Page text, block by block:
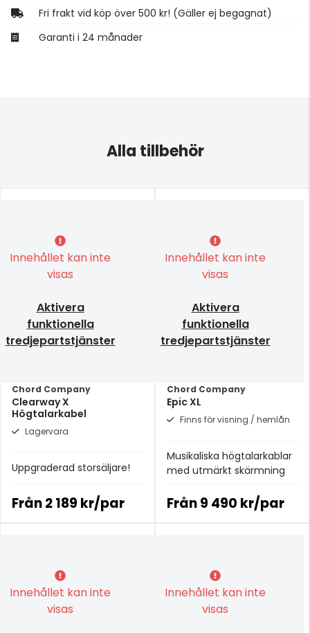
Fri frakt vid köp över 500 kr! (Gäller ej begagnat)
Garanti i 24 månader
Alla tillbehör
Innehållet kan inte
visas
Aktivera
funktionella
tredjepartstjänster
Chord Company
Clearway X
Högtalarkabel
Lagervara
Uppgraderad storsäljare!
Från2 189 kr/par
Innehållet kan inte
visas
Aktivera
funktionella
tredjepartstjänster
Chord Company
Epic XL
Finns för visning / hemlån
Musikaliska högtalarkablar
med utmärkt skärmning
Från9 490 kr/par
Innehållet kan inte
visas
Innehållet kan inte
visas